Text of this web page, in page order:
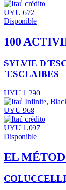
UYU 672
Disponible
100
SYLVIE
´ESCLAIBES
UYU 1.290
UYU 968
UYU 1.097
Disponible
EL